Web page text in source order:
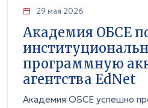
29 мая 2026
Академия ОБСЕ
программную
агентства EdNet
Академия ОБСЕ успешно